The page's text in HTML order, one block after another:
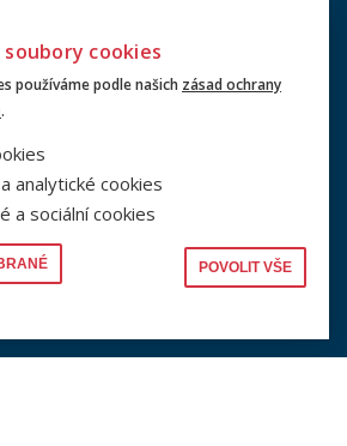
Přihlaste se k odběru
s námi v kontaktu.
na výše uvedenou adresu a
osobních údajů dle dokumentu níže.
soubory cookies
používáme podle našich zásad ochrany
.
analytické cookies
a sociální cookies
POVOLIT VŠE